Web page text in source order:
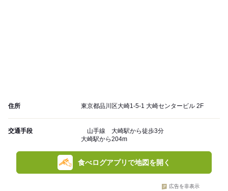
住所 東京都品川区大崎1-5-1 大崎センタービル 2F
交通手段
山手線 大崎駅から徒歩3分
大崎駅から204m
食べログアプリで地図を開く
広告を非表示